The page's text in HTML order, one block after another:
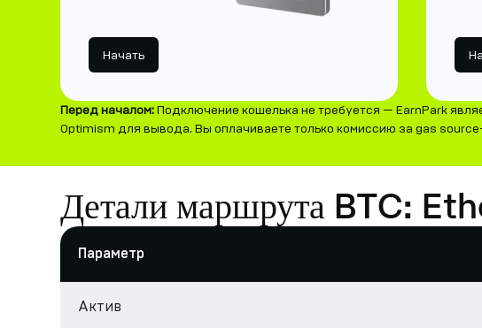
Начать
Перед началом:Подключение кошелька не требуется — EarnPark
Optimism для вывода. Вы оплачиваете только комиссию за gas
Детали маршрута BTC:
Параметр
Актив